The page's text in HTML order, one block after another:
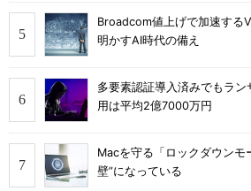
Broadcom値上げで加速す
明かすAI時代の備え
多要素認証導入済みでもラ
用は平均2億7000万円
Macを守る「ロックダウンモ
壁”になっている